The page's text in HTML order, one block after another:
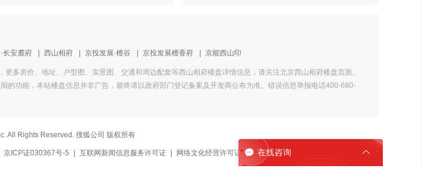
长安麓府 西山相府 京投发展·檀谷 京投发展檀香府 京能西山印
房价、地址、户型图、实景图、交通和周边配套等西山相府楼盘详情信息，请关注北京西山相府楼盘页面。
功能，本站楼盘信息并非广告，最终请以政府部门登记备案及开发商公布为准。错误信息举报电话400-680-
All Rights Reserved. 搜狐公司 版权所有
京ICP证030367号-5 互联网新闻信息服务许可证 网络文化经营许可证 | 焦点平台公约
 在线咨询 